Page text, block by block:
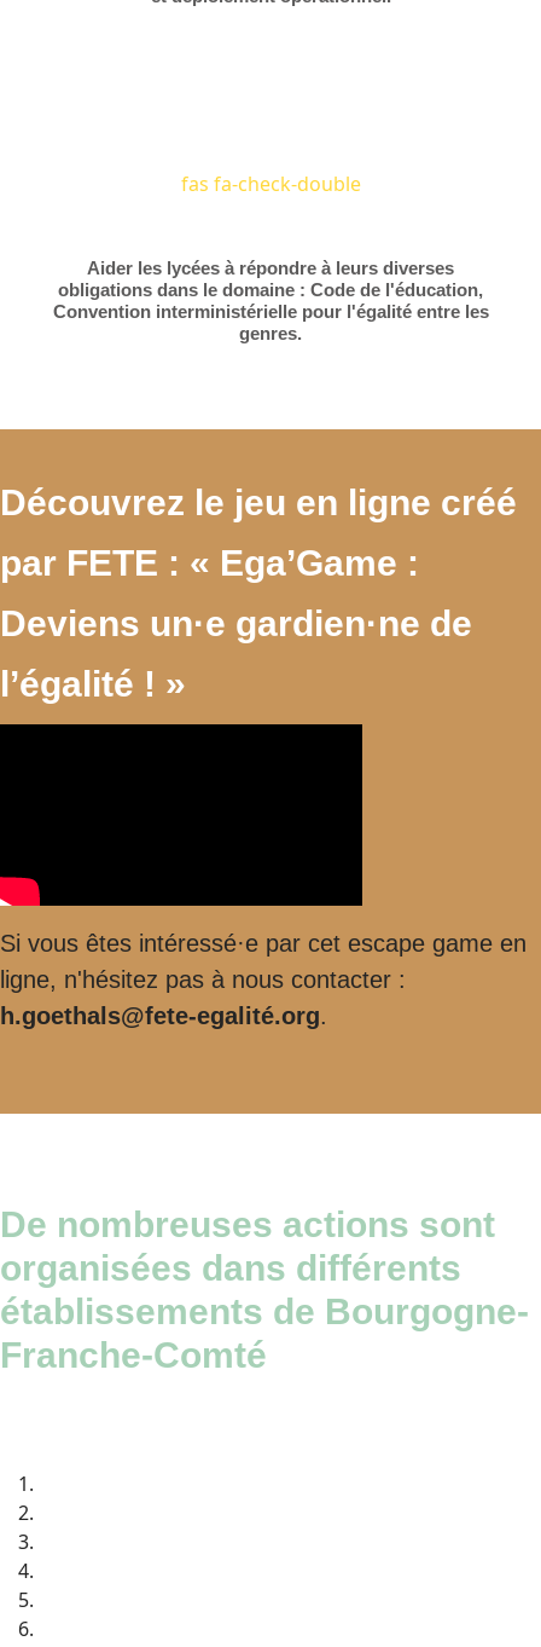
fas fa-check-double
Aider les lycées à répondre à leurs diverses
obligations dans le domaine : Code de l'éducation,
Convention interministérielle pour l'égalité entre les
genres.
Découvrez le jeu en ligne créé
par FETE : « Ega’Game :
Deviens un·e gardien·ne de
l’égalité ! »
Si vous êtes intéressé·e par cet escape game en
ligne, n'hésitez pas à nous contacter :
h.goethals@fete-egalité.org.
De nombreuses actions sont
organisées dans différents
établissements de Bourgogne-
Franche-Comté